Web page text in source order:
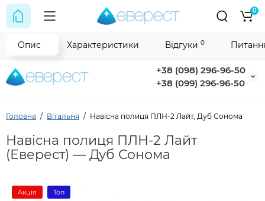
+38 (098) 296-96-50
+38 (099) 296-96-50
0
Головна Вітальня Навісна полиця ПЛН-2 Лайт, Дуб Сонома
Навісна полиця ПЛН-2 Лайт
(Еверест) — Дуб Сонома
Акція Топ
Опис Характеристики Відгуки 0